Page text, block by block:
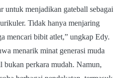
untuk menjadikan gateball sebagai
Tidak hanya menjaring
mencari bibit atlet,” ungkap Edy.
menarik minat generasi muda
bukan perkara mudah. Namun,